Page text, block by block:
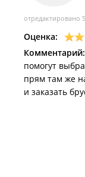
отредактировано
Оценка:
Комментарий:
помогут
прям там же
и заказать